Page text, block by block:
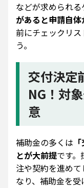
などが求められる
があると申請自
前にチェックリ
う。
交付決定
NG！対
意
補助金の多くは
とが大前提です
注や契約を進め
なり、補助金を受